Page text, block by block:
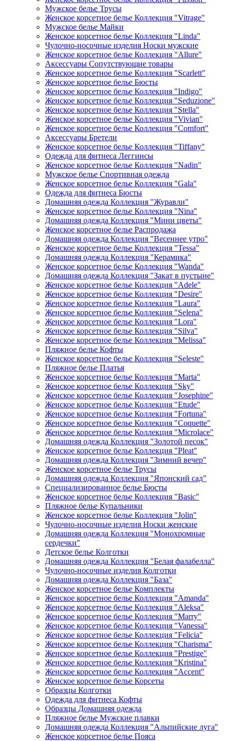
Мужское белье Трусы
Женское корсетное белье Коллекция "Vitrage"
Мужское белье Майки
Женское корсетное белье Коллекция "Linda"
Чулочно-носочные изделия Носки мужские
Женское корсетное белье Коллекция "Allure"
Аксессуары Сопутствующие товары
Женское корсетное белье Коллекция "Scarlett"
Женское корсетное белье Бюсты
Женское корсетное белье Коллекция "Indigo"
Женское корсетное белье Коллекция "Seduzione"
Женское корсетное белье Коллекция "Stella"
Женское корсетное белье Коллекция "Vivian"
Женское корсетное белье Коллекция "Comfort"
Аксессуары Бретели
Женское корсетное белье Коллекция "Tiffany"
Одежда для фитнеса Леггинсы
Женское корсетное белье Коллекция "Nadin"
Мужское белье Спортивная одежда
Женское корсетное белье Коллекция "Gala"
Одежда для фитнеса Бюсты
Домашняя одежда Коллекция "Журавли"
Женское корсетное белье Коллекция "Nina"
Домашняя одежда Коллекция "Мини цветы"
Женское корсетное белье Распродажа
Домашняя одежда Коллекция "Весеннее утро"
Женское корсетное белье Коллекция "Tessa"
Домашняя одежда Коллекция "Керамика"
Женское корсетное белье Коллекция "Wanda"
Домашняя одежда Коллекция "Закат в пустыне"
Женское корсетное белье Коллекция "Adele"
Женское корсетное белье Коллекция "Desire"
Женское корсетное белье Коллекция "Laura"
Женское корсетное белье Коллекция "Selena"
Женское корсетное белье Коллекция "Lora"
Женское корсетное белье Коллекция "Silva"
Женское корсетное белье Коллекция "Melissa"
Пляжное белье Кофты
Женское корсетное белье Коллекция "Seleste"
Пляжное белье Платья
Женское корсетное белье Коллекция "Marta"
Женское корсетное белье Коллекция "Sky"
Женское корсетное белье Коллекция "Josephine"
Женское корсетное белье Коллекция "Etude"
Женское корсетное белье Коллекция "Fortuna"
Женское корсетное белье Коллекция "Coquette"
Женское корсетное белье Коллекция "Microlace"
Домашняя одежда Коллекция "Золотой песок"
Женское корсетное белье Коллекция "Pleat"
Домашняя одежда Коллекция "Зимний вечер"
Женское корсетное белье Трусы
Домашняя одежда Коллекция "Японский сад"
Специализированное белье Бюсты
Женское корсетное белье Коллекция "Basic"
Пляжное белье Купальники
Женское корсетное белье Коллекция "Jolin"
Чулочно-носочные изделия Носки женские
Домашняя одежда Коллекция "Монохромные
сердечки"
Детское белье Колготки
Домашняя одежда Коллекция "Белая фалабелла"
Чулочно-носочные изделия Колготки
Домашняя одежда Коллекция "База"
Женское корсетное белье Комплекты
Женское корсетное белье Коллекция "Amanda"
Женское корсетное белье Коллекция "Aleksa"
Женское корсетное белье Коллекция "Marry"
Женское корсетное белье Коллекция "Vanessa"
Женское корсетное белье Коллекция "Felicia"
Женское корсетное белье Коллекция "Charisma"
Женское корсетное белье Коллекция "Prestige"
Женское корсетное белье Коллекция "Kristina"
Женское корсетное белье Коллекция "Accent"
Женское корсетное белье Корсеты
Образцы Колготки
Одежда для фитнеса Кофты
Образцы Домашняя одежда
Пляжное белье Мужские плавки
Домашняя одежда Коллекция "Альпийские луга"
Женское корсетное белье Пояса